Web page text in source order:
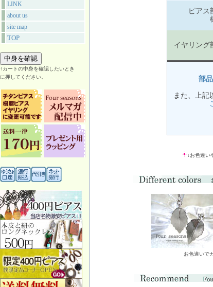
LINK
about us
site map
TOP
↑カートの中身を確認したいとき
に押してください。
ピアス
イヤリング
部
また、上記
↓お色違い
お色違いで